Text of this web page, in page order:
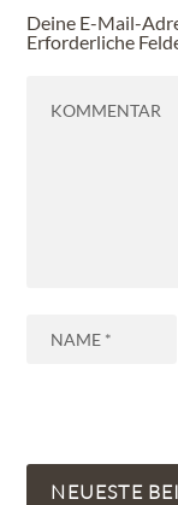
Deine E-Mail-
Erforderliche
NEUESTE